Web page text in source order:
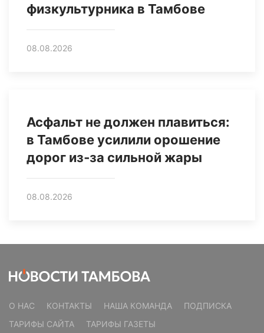
физкультурника в Тамбове
08.08.2026
Асфальт не должен плавиться:
в Тамбове усилили орошение
дорог из‑за сильной жары
08.08.2026
О НАС КОНТАКТЫ НАША КОМАНДА
ПОДПИСКА
ТАРИФЫ САЙТА
ТАРИФЫ ГАЗЕТЫ